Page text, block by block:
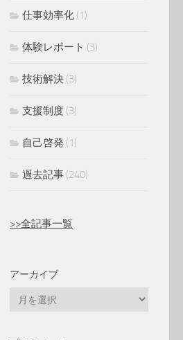
仕事効率化 (1)
体験レポート (3)
技術解決 (3)
支援制度 (3)
自己啓発 (1)
過去記事 (240)
>>全記事一覧
アーカイブ